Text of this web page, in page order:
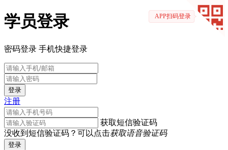
学员登录
密码登录 手机快捷登录
登录
注册
获取短信验证码
没收到短信验证码？可以点击获取语音验证码
登录
APP扫码登录